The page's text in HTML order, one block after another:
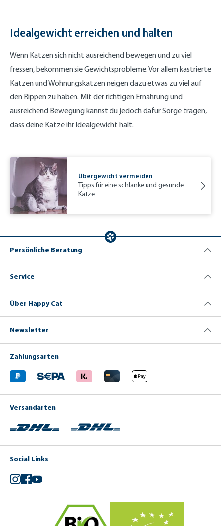
Idealgewicht erreichen und halten
Wenn Katzen sich nicht ausreichend bewegen und zu viel
fressen, bekommen sie Gewichtsprobleme. Vor allem kastrierte
Katzen und Wohnungskatzen neigen dazu etwas zu viel auf
den Rippen zu haben. Mit der richtigen Ernährung und
ausreichend Bewegung kannst du jedoch dafür Sorge tragen,
dass deine Katze ihr Idealgewicht hält.
Übergewicht vermeiden
Tipps für eine schlanke und gesunde
Katze
Persönliche Beratung
Service
Über Happy Cat
Newsletter
Zahlungsarten
Versandarten
Social Links
Instagram
Facebook
YouTube